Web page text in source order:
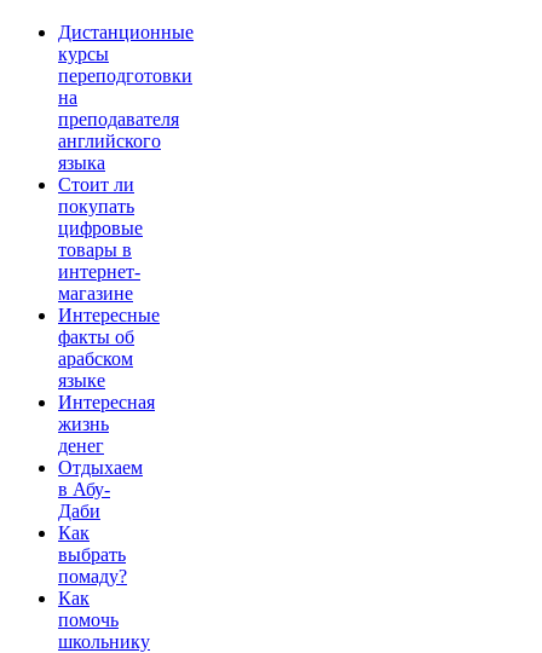
Дистанционные
курсы
переподготовки
на
преподавателя
английского
языка
Стоит ли
покупать
цифровые
товары в
интернет-
магазине
Интересные
факты об
арабском
языке
Интересная
жизнь
денег
Отдыхаем
в Абу-
Даби
Как
выбрать
помаду?
Как
помочь
школьнику